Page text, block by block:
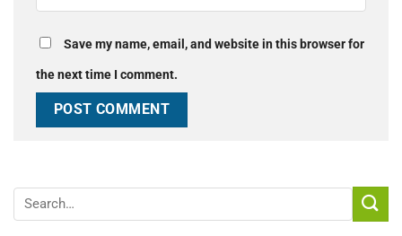
Save my name, email, and website in this browser for
the next time I comment.